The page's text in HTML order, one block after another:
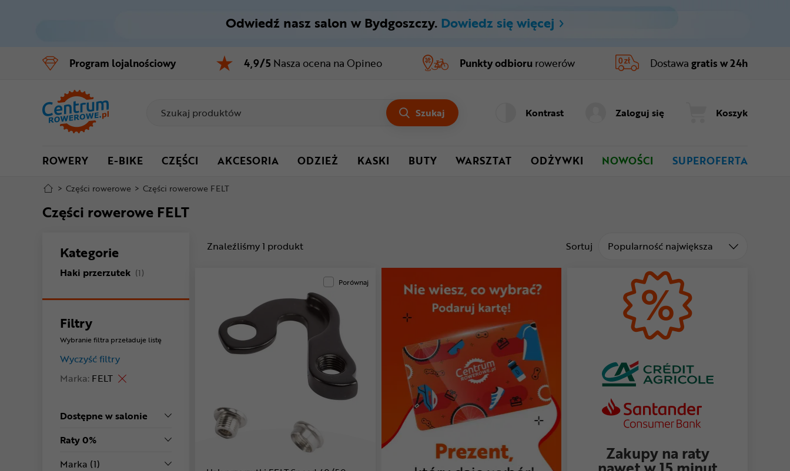
Menu główne
Filtry
Stopka
Odwiedź nasz salon w Bydgoszczy. Dowiedz się więcej
Program lojalnościowy 4,9/5 Nasza ocena na Opineo Punkty odbioru rowerów Dostawa gratis w 24h
Szukaj Kontrast Zaloguj się Koszyk
ROWERY E-BIKE CZĘŚCI AKCESORIA ODZIEŻ KASKI BUTY WARSZTAT ODŻYWKI NOWOŚCI SUPEROFERTA
> Części rowerowe > Części rowerowe FELT
Części rowerowe FELT
Kategorie
Haki przerzutek (1)
Filtry
Wybranie filtra przeładuje listę
Wyczyść filtry
Marka: FELT
Dostępne w salonie
Raty 0%
Marka (1)
Znaleźliśmy1 produkt Sortuj Sortuj od
Popularność największa
Porównaj
Zakupy na raty